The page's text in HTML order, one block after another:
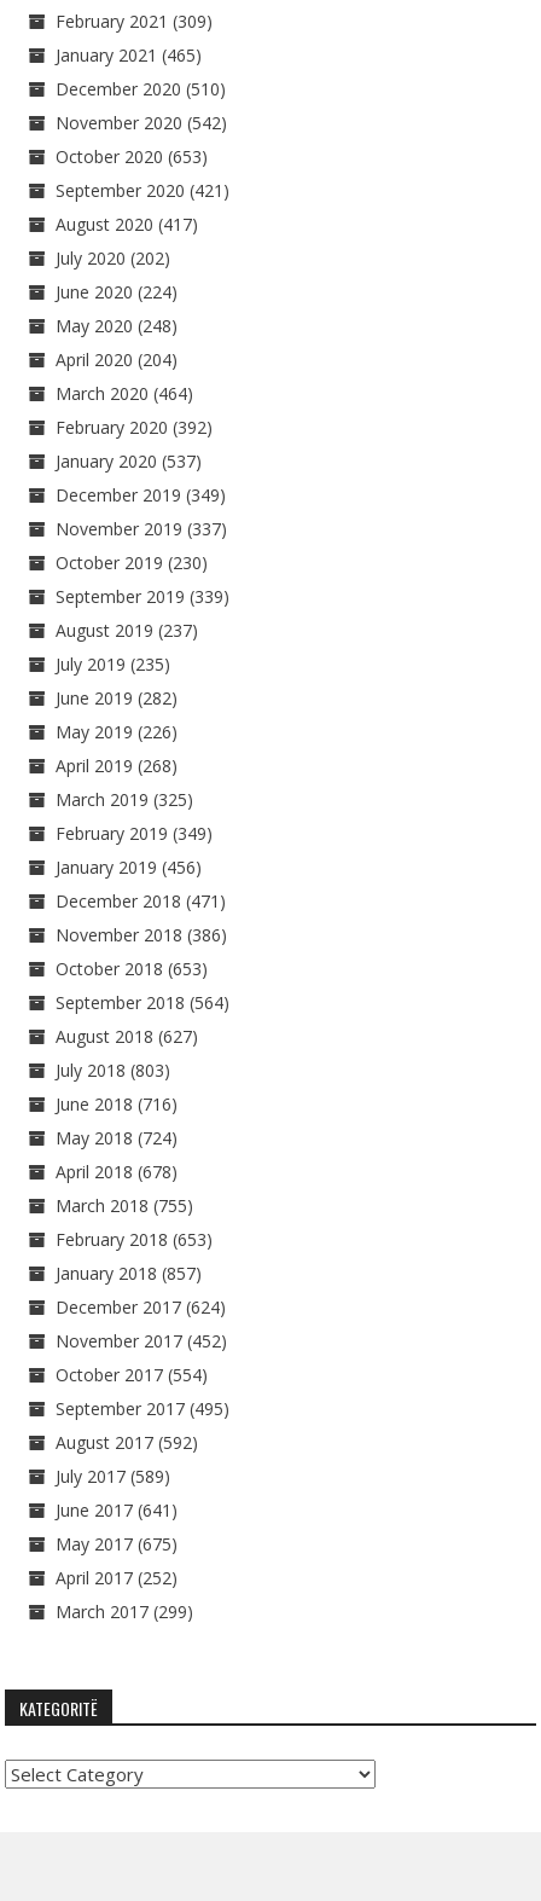
February 2021 (309)
January 2021 (465)
December 2020 (510)
November 2020 (542)
October 2020 (653)
September 2020 (421)
August 2020 (417)
July 2020 (202)
June 2020 (224)
May 2020 (248)
April 2020 (204)
March 2020 (464)
February 2020 (392)
January 2020 (537)
December 2019 (349)
November 2019 (337)
October 2019 (230)
September 2019 (339)
August 2019 (237)
July 2019 (235)
June 2019 (282)
May 2019 (226)
April 2019 (268)
March 2019 (325)
February 2019 (349)
January 2019 (456)
December 2018 (471)
November 2018 (386)
October 2018 (653)
September 2018 (564)
August 2018 (627)
July 2018 (803)
June 2018 (716)
May 2018 (724)
April 2018 (678)
March 2018 (755)
February 2018 (653)
January 2018 (857)
December 2017 (624)
November 2017 (452)
October 2017 (554)
September 2017 (495)
August 2017 (592)
July 2017 (589)
June 2017 (641)
May 2017 (675)
April 2017 (252)
March 2017 (299)
KATEGORITË
Kategoritë